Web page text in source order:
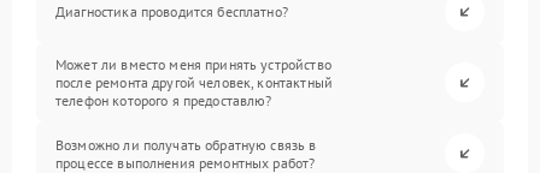
Диагностика проводится бесплатно?
Может ли вместо меня принять устройство
после ремонта другой человек, контактный
телефон которого я предоставлю?
Возможно ли получать обратную связь в
процессе выполнения ремонтных работ?